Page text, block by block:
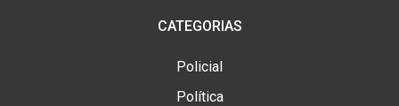
CATEGORIAS
Policial
Política